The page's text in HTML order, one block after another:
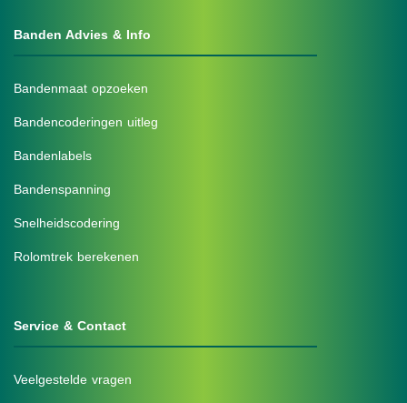
Banden Advies & Info
Bandenmaat opzoeken
Bandencoderingen uitleg
Bandenlabels
Bandenspanning
Snelheidscodering
Rolomtrek berekenen
Service & Contact
Veelgestelde vragen